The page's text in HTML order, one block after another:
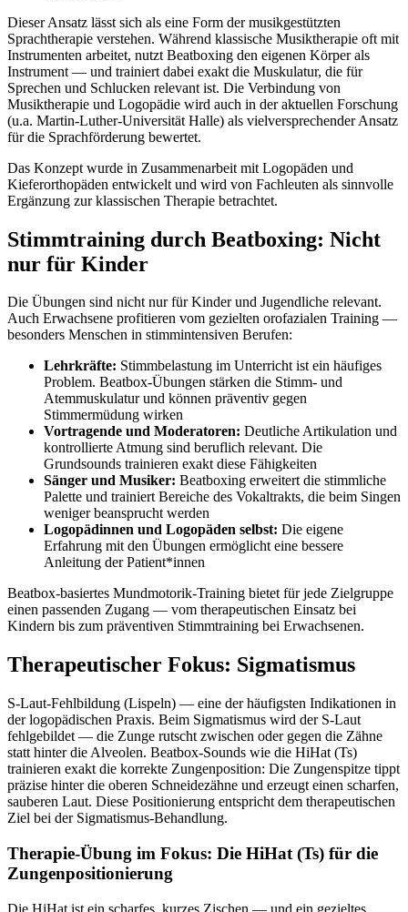
Dieser Ansatz lässt sich als eine Form der musikgestützten
Sprachtherapie verstehen. Während klassische Musiktherapie oft mit
Instrumenten arbeitet, nutzt Beatboxing den eigenen Körper als
Instrument — und trainiert dabei exakt die Muskulatur, die für
Sprechen und Schlucken relevant ist. Die Verbindung von
Musiktherapie und Logopädie wird auch in der aktuellen Forschung
(u.a. Martin-Luther-Universität Halle) als vielversprechender Ansatz
für die Sprachförderung bewertet.
Das Konzept wurde in Zusammenarbeit mit Logopäden und
Kieferorthopäden entwickelt und wird von Fachleuten als sinnvolle
Ergänzung zur klassischen Therapie betrachtet.
Stimmtraining durch Beatboxing: Nicht
nur für Kinder
Die Übungen sind nicht nur für Kinder und Jugendliche relevant.
Auch Erwachsene profitieren vom gezielten orofazialen Training —
besonders Menschen in stimmintensiven Berufen:
Lehrkräfte: Stimmbelastung im Unterricht ist ein häufiges
Problem. Beatbox-Übungen stärken die Stimm- und
Atemmuskulatur und können präventiv gegen
Stimmermüdung wirken
Vortragende und Moderatoren: Deutliche Artikulation und
kontrollierte Atmung sind beruflich relevant. Die
Grundsounds trainieren exakt diese Fähigkeiten
Sänger und Musiker: Beatboxing erweitert die stimmliche
Palette und trainiert Bereiche des Vokaltrakts, die beim Singen
weniger beansprucht werden
Logopädinnen und Logopäden selbst: Die eigene
Erfahrung mit den Übungen ermöglicht eine bessere
Anleitung der Patient*innen
Beatbox-basiertes Mundmotorik-Training bietet für jede Zielgruppe
einen passenden Zugang — vom therapeutischen Einsatz bei
Kindern bis zum präventiven Stimmtraining bei Erwachsenen.
Therapeutischer Fokus: Sigmatismus
S-Laut-Fehlbildung (Lispeln) — eine der häufigsten Indikationen in
der logopädischen Praxis. Beim Sigmatismus wird der S-Laut
fehlgebildet — die Zunge rutscht zwischen oder gegen die Zähne
statt hinter die Alveolen. Beatbox-Sounds wie die HiHat (Ts)
trainieren exakt die korrekte Zungenposition: Die Zungenspitze tippt
präzise hinter die oberen Schneidezähne und erzeugt einen scharfen,
sauberen Laut. Diese Positionierung entspricht dem therapeutischen
Ziel bei der Sigmatismus-Behandlung.
Therapie-Übung im Fokus: Die HiHat (Ts) für die
Zungenpositionierung
Die HiHat ist ein scharfes, kurzes Zischen — und ein gezieltes